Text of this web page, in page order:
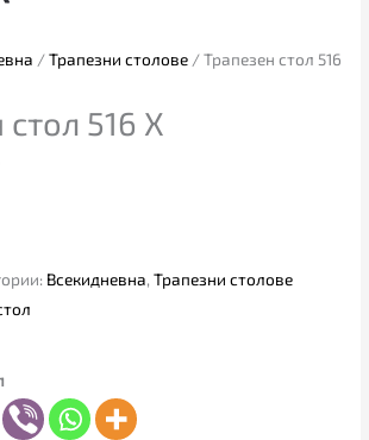
/Трапезни столове / Трапезен стол 516
516 X
Всекидневна,Трапезни столове